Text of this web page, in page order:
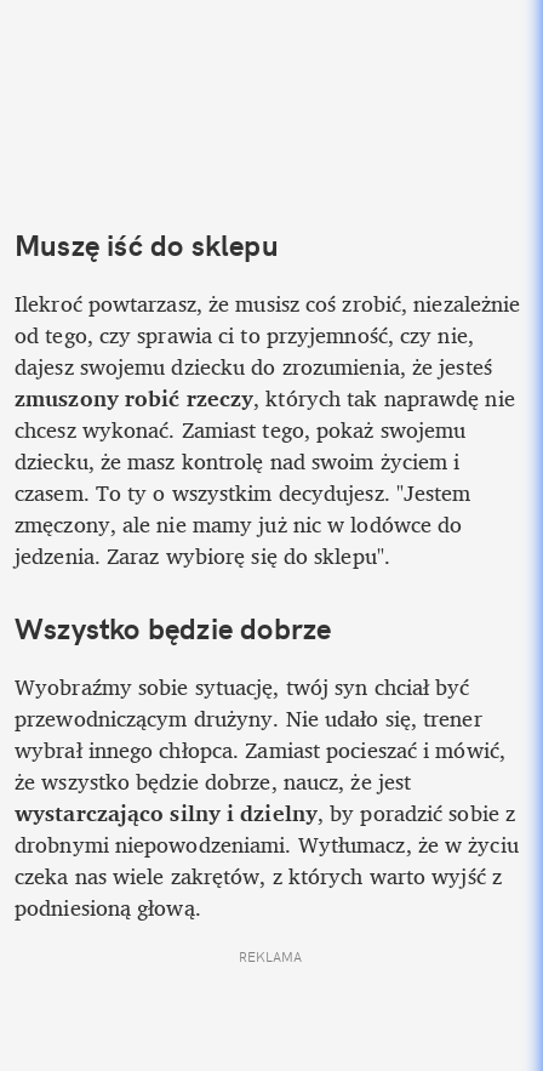
Muszę iść do sklepu
Ilekroć powtarzasz, że musisz coś zrobić, niezależnie
od tego, czy sprawia ci to przyjemność, czy nie,
dajesz swojemu dziecku do zrozumienia, że jesteś
zmuszony robić rzeczy, których tak naprawdę nie
chcesz wykonać. Zamiast tego, pokaż swojemu
dziecku, że masz kontrolę nad swoim życiem i
czasem. To ty o wszystkim decydujesz. "Jestem
zmęczony, ale nie mamy już nic w lodówce do
jedzenia. Zaraz wybiorę się do sklepu".
Wszystko będzie dobrze
Wyobraźmy sobie sytuację, twój syn chciał być
przewodniczącym drużyny. Nie udało się, trener
wybrał innego chłopca. Zamiast pocieszać i mówić,
wystarczająco silny i dzielny, by poradzić sobie z
drobnymi niepowodzeniami. Wytłumacz, że w życiu
czeka nas wiele zakrętów, z których warto wyjść z
podniesioną głową.
REKLAMA